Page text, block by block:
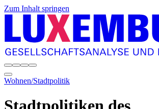
Zum Inhalt springen
Wohnen/Stadtpolitik